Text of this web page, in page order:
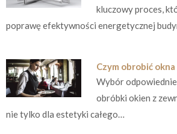
kluczowy proces,
poprawę efektywności energetycznej
Czym obrobić
Wybór
obróbki okien z
nie tylko dla estetyki całego…